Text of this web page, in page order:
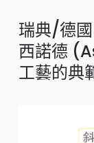
瑞典/德
西諾德
工藝的典